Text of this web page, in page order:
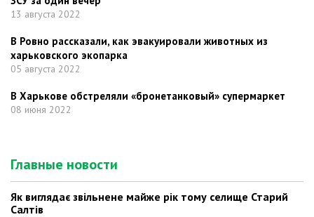
13 августа 2022
В Ровно рассказали, как эвакуировали животных из
харьковского экопарка
05 августа 2022
В Харькове обстреляли «бронетанковый» супермаркет
08 июня 2022
Главные новости
Як виглядає звільнене майже рік тому селище Старий
Салтів